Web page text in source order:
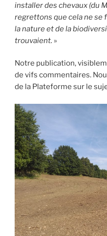
installer des chevaux (du
regrettons que cela ne se
la nature et de la
trouvaient. »
Notre publication,
de vifs commentaires.
de la Plateforme sur le